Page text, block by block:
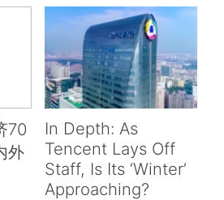
70
外
In Depth: As
Tencent Lays Off
Staff, Is Its ‘Winter’
Approaching?